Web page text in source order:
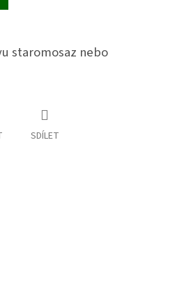
staromosaz nebo
SDÍLET